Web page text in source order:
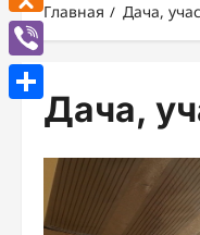
Главная Дача,
Дача,
Odnoklassniki
Viber
Отправить